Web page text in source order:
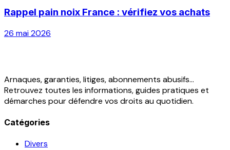
Rappel pain noix France : vérifiez vos achats
26 mai 2026
Arnaques, garanties, litiges, abonnements abusifs...
Retrouvez toutes les informations, guides pratiques et
démarches pour défendre vos droits au quotidien.
Catégories
Divers